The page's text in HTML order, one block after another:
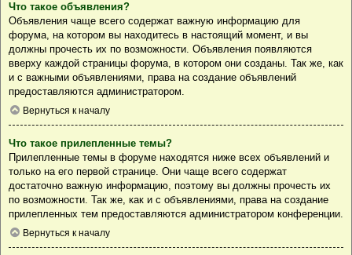
Что такое объявления?
Объявления чаще всего содержат важную информацию для
форума, на котором вы находитесь в настоящий момент, и вы
должны прочесть их по возможности. Объявления появляются
вверху каждой страницы форума, в котором они созданы. Так же, как
и с важными объявлениями, права на создание объявлений
предоставляются администратором.
Вернуться к началу
Что такое прилепленные темы?
Прилепленные темы в форуме находятся ниже всех объявлений и
только на его первой странице. Они чаще всего содержат
достаточно важную информацию, поэтому вы должны прочесть их
по возможности. Так же, как и с объявлениями, права на создание
прилепленных тем предоставляются администратором конференции.
Вернуться к началу